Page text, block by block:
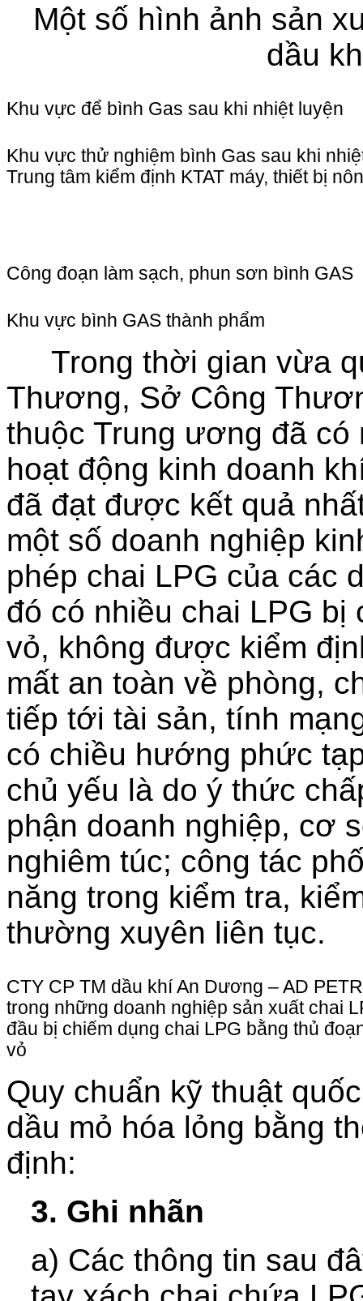
Một số hình ảnh sản
dầu
Khu vực để bình Gas sau khi nhiệt luyện
Khu vực thử nghiệm bình Gas sau khi
Trung tâm kiểm định KTAT máy, thiết bị
Công đoạn làm sạch, phun sơn bình GAS
Khu vực bình GAS thành phẩm
Trong thời gian vừa
Thương, Sở Công
thuộc Trung ương đã có
hoạt động kinh doanh
đã đạt được kết quả
một số doanh nghiệp
phép chai LPG của các
đó có nhiều chai LPG
vỏ, không được kiểm
mất an toàn về phòng,
tiếp tới tài sản, tính
có chiều hướng phức
chủ yếu là do ý thức
phận doanh nghiệp, cơ
nghiêm túc; công tác
năng trong kiểm tra,
thường xuyên liên tục.
CTY CP TM dầu khí An Dương – AD
trong những doanh nghiệp sản xuất chai
đầu bị chiếm dụng chai LPG bằng thủ
vỏ
Quy chuẩn kỹ thuật
dầu mỏ hóa lỏng bằng
định:
3. Ghi nhãn
a) Các thông tin sau